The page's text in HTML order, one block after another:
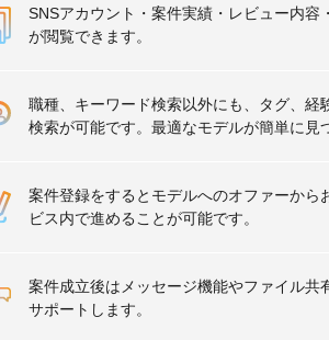
SNSアカウント・案件実績・レビュー内
が閲覧できます。
職種、キーワード検索以外にも、タグ、
検索が可能です。最適なモデルが簡単に見
案件登録をするとモデルへのオファーか
ビス内で進めることが可能です。
案件成立後はメッセージ機能やファイル
サポートします。